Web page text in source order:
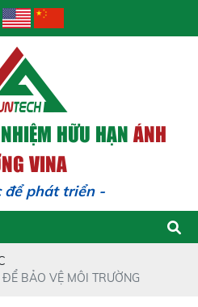
HỮU HẠNÁNH
VINA
phát triển - Trách
BẢO VỆ MÔI TRƯỜNG